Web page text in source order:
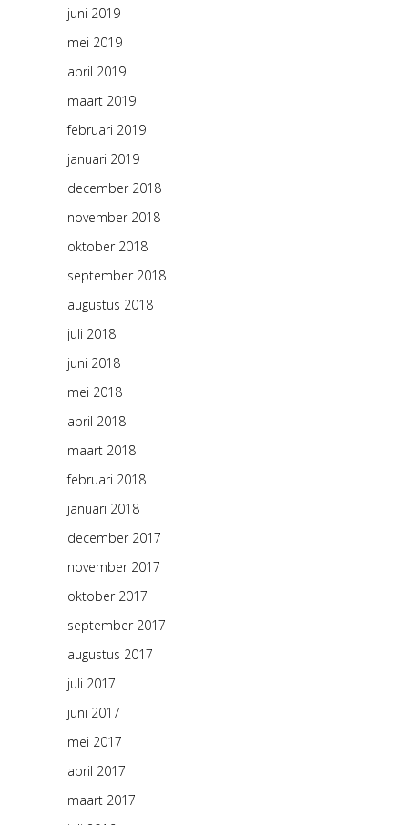
juni 2019
mei 2019
april 2019
maart 2019
februari 2019
januari 2019
december 2018
november 2018
oktober 2018
september 2018
augustus 2018
juli 2018
juni 2018
mei 2018
april 2018
maart 2018
februari 2018
januari 2018
december 2017
november 2017
oktober 2017
september 2017
augustus 2017
juli 2017
juni 2017
mei 2017
april 2017
maart 2017